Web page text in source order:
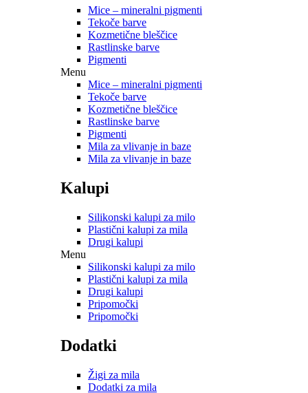
Mice – mineralni pigmenti
Tekoče barve
Kozmetične bleščice
Rastlinske barve
Pigmenti
Menu
Mice – mineralni pigmenti
Tekoče barve
Kozmetične bleščice
Rastlinske barve
Pigmenti
Mila za vlivanje in baze
Mila za vlivanje in baze
Kalupi
Silikonski kalupi za milo
Plastični kalupi za mila
Drugi kalupi
Menu
Silikonski kalupi za milo
Plastični kalupi za mila
Drugi kalupi
Pripomočki
Pripomočki
Dodatki
Žigi za mila
Dodatki za mila